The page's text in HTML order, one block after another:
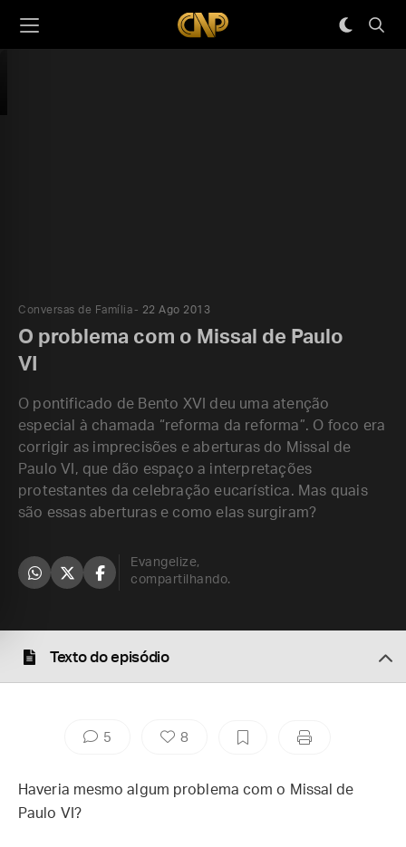
Conversas de Família 22 Ago 2013
O problema com o Missal de Paulo
VI
O pontificado de Bento XVI deu uma atenção
especial à chamada “reforma da reforma”. O foco era
corrigir as imprecisões e aberturas do Missal de
Paulo VI, que dão espaço a interpretações
protestantes da celebração eucarística. Mas quais
são essas aberturas e como elas surgiram?
Evangelize,
compartilhando.
Texto do episódio
5 8
Haveria mesmo algum problema com o Missal de
Paulo VI?